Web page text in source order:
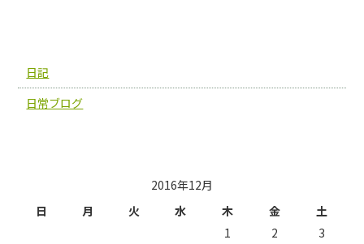
日記
日常ブログ
2016年12月
日
月 火 水 木 金
土
1
2 3